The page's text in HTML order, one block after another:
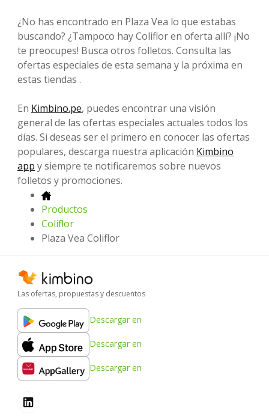
¿No has encontrado en Plaza Vea lo que estabas
buscando? ¿Tampoco hay Coliflor en oferta allí? ¡No
te preocupes! Busca otros folletos. Consulta las
ofertas especiales de esta semana y la próxima en
estas tiendas .
En Kimbino.pe, puedes encontrar una visión
general de las ofertas especiales actuales todos los
días. Si deseas ser el primero en conocer las ofertas
populares, descarga nuestra aplicación Kimbino
app y siempre te notificaremos sobre nuevos
folletos y promociones.
Productos
Coliflor
Plaza Vea Coliflor
Las ofertas, propuestas y descuentos
Descargar en
Descargar en
Descargar en